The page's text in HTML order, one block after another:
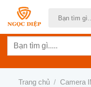
dung
Tìm
Trang chủ / Camera